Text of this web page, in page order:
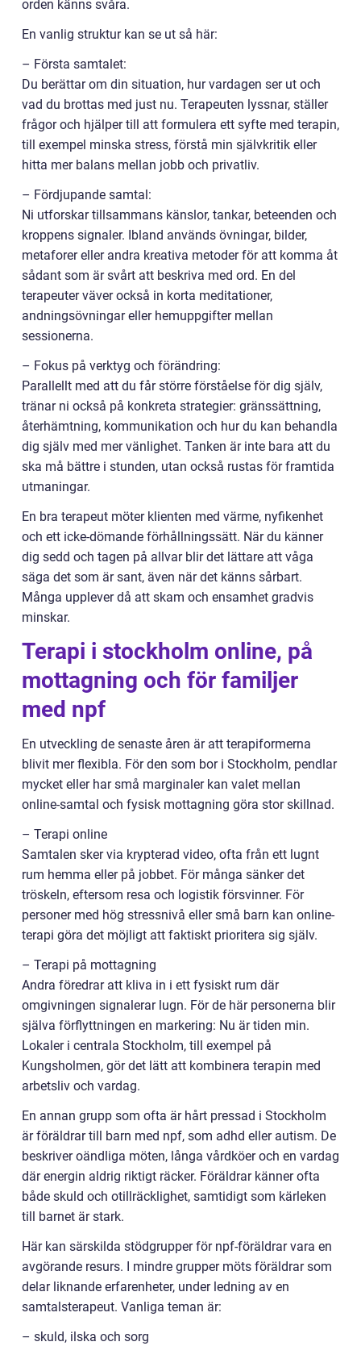
orden känns svåra.
En vanlig struktur kan se ut så här:
– Första samtalet:
Du berättar om din situation, hur vardagen ser ut och
vad du brottas med just nu. Terapeuten lyssnar, ställer
frågor och hjälper till att formulera ett syfte med terapin,
till exempel minska stress, förstå min självkritik eller
hitta mer balans mellan jobb och privatliv.
– Fördjupande samtal:
Ni utforskar tillsammans känslor, tankar, beteenden och
kroppens signaler. Ibland används övningar, bilder,
metaforer eller andra kreativa metoder för att komma åt
sådant som är svårt att beskriva med ord. En del
terapeuter väver också in korta meditationer,
andningsövningar eller hemuppgifter mellan
sessionerna.
– Fokus på verktyg och förändring:
Parallellt med att du får större förståelse för dig själv,
tränar ni också på konkreta strategier: gränssättning,
återhämtning, kommunikation och hur du kan behandla
dig själv med mer vänlighet. Tanken är inte bara att du
ska må bättre i stunden, utan också rustas för framtida
utmaningar.
En bra terapeut möter klienten med värme, nyfikenhet
och ett icke-dömande förhållningssätt. När du känner
dig sedd och tagen på allvar blir det lättare att våga
säga det som är sant, även när det känns sårbart.
Många upplever då att skam och ensamhet gradvis
minskar.
Terapi i stockholm online, på
mottagning och för familjer
med npf
En utveckling de senaste åren är att terapiformerna
blivit mer flexibla. För den som bor i Stockholm, pendlar
mycket eller har små marginaler kan valet mellan
online-samtal och fysisk mottagning göra stor skillnad.
– Terapi online
Samtalen sker via krypterad video, ofta från ett lugnt
rum hemma eller på jobbet. För många sänker det
tröskeln, eftersom resa och logistik försvinner. För
personer med hög stressnivå eller små barn kan online-
terapi göra det möjligt att faktiskt prioritera sig själv.
– Terapi på mottagning
Andra föredrar att kliva in i ett fysiskt rum där
omgivningen signalerar lugn. För de här personerna blir
själva förflyttningen en markering: Nu är tiden min.
Lokaler i centrala Stockholm, till exempel på
Kungsholmen, gör det lätt att kombinera terapin med
arbetsliv och vardag.
En annan grupp som ofta är hårt pressad i Stockholm
är föräldrar till barn med npf, som adhd eller autism. De
beskriver oändliga möten, långa vårdköer och en vardag
där energin aldrig riktigt räcker. Föräldrar känner ofta
både skuld och otillräcklighet, samtidigt som kärleken
till barnet är stark.
Här kan särskilda stödgrupper för npf-föräldrar vara en
avgörande resurs. I mindre grupper möts föräldrar som
delar liknande erfarenheter, under ledning av en
samtalsterapeut. Vanliga teman är:
– skuld, ilska och sorg